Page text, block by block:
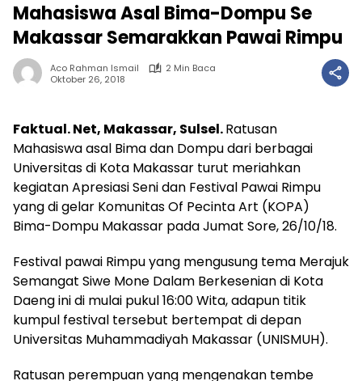
Mahasiswa Asal Bima-Dompu Se
Makassar Semarakkan Pawai Rimpu
Aco Rahman Ismail
2 Min Baca
Oktober 26, 2018
Faktual. Net, Makassar, Sulsel.Ratusan
Mahasiswa asal Bima dan Dompu dari berbagai
Universitas di Kota Makassar turut meriahkan
kegiatan Apresiasi Seni dan Festival Pawai Rimpu
yang di gelar Komunitas Of Pecinta Art (KOPA)
Bima-Dompu Makassar pada Jumat Sore, 26/10/18.
Festival pawai Rimpu yang mengusung tema Merajuk
Semangat Siwe Mone Dalam Berkesenian di Kota
Daeng ini di mulai pukul 16:00 Wita, adapun titik
kumpul festival tersebut bertempat di depan
Universitas Muhammadiyah Makassar (UNISMUH).
Ratusan perempuan yang mengenakan tembe